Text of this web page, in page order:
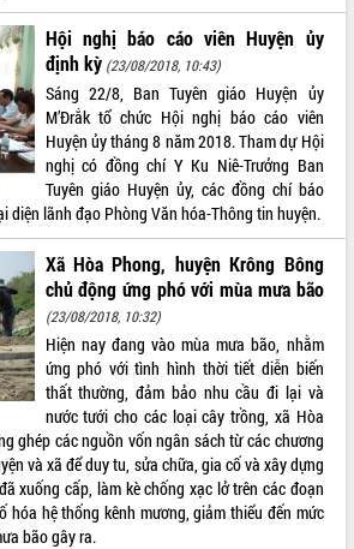
Hội nghị báo cáo viên Huyện ủy
định kỳ (23/08/2018, 10:43)
Sáng 22/8, Ban Tuyên giáo Huyện ủy
M’Đrắk tổ chức Hội nghị báo cáo viên
Huyện ủy tháng 8 năm 2018. Tham dự Hội
nghị có đồng chí Y Ku Niê-Trưởng Ban
Tuyên giáo Huyện ủy, các đồng chí báo
diện lãnh đạo Phòng Văn hóa-Thông tin huyện.
Xã Hòa Phong, huyện Krông Bông
chủ động ứng phó với mùa mưa bão
(23/08/2018, 10:32)
Hiện nay đang vào mùa mưa bão, nhằm
ứng phó với tình hình thời tiết diễn biến
thất thường, đảm bảo nhu cầu đi lại và
nước tưới cho các loại cây trồng, xã Hòa
ghép các nguồn vốn ngân sách từ các chương
và xã để duy tu, sửa chữa, gia cố và xây dựng
xuống cấp, làm kè chống xạc lở trên các đoạn
hóa hệ thống kênh mương, giảm thiểu đến mức
bão gây ra.